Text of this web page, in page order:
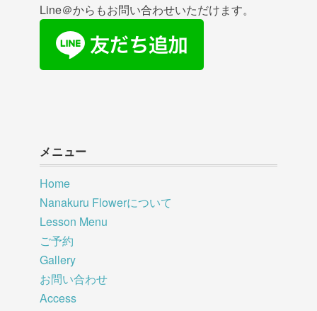
Line＠からもお問い合わせいただけます。
メニュー
Home
Nanakuru Flowerについて
Lesson Menu
ご予約
Gallery
お問い合わせ
Access